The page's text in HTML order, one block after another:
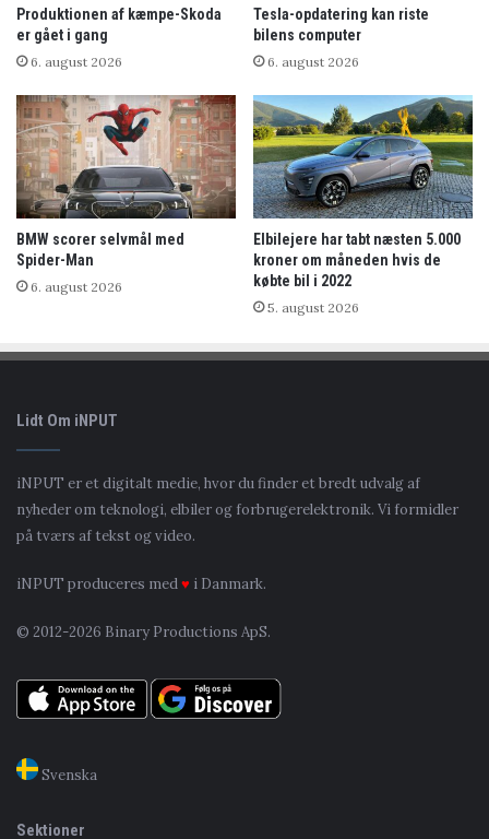
Produktionen af kæmpe-Skoda
er gået i gang
6. august 2026
Tesla-opdatering kan riste
bilens computer
6. august 2026
BMW scorer selvmål med
Spider-Man
6. august 2026
Elbilejere har tabt næsten 5.000
kroner om måneden hvis de
købte bil i 2022
5. august 2026
Lidt Om iNPUT
iNPUT er et digitalt medie, hvor du finder et bredt udvalg af
nyheder om teknologi, elbiler og forbrugerelektronik. Vi formidler
på tværs af tekst og video.
iNPUT produceres med♥ i Danmark.
© 2012-2026 Binary Productions ApS.
Svenska
Sektioner